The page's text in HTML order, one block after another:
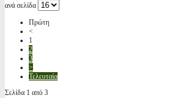
ανά σελίδα
Πρώτη
<
1
2
3
>
Τελευταία
Σελίδα 1 από 3